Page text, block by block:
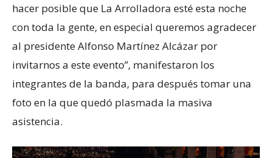
hacer posible que La Arrolladora esté esta noche
con toda la gente, en especial queremos agradecer
al presidente Alfonso Martínez Alcázar por
invitarnos a este evento”, manifestaron los
integrantes de la banda, para después tomar una
foto en la que quedó plasmada la masiva
asistencia.